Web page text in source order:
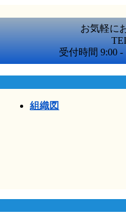
お気軽に
受付時間 9:00
組織図